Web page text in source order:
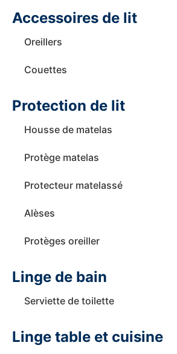
Accessoires de lit
Oreillers
Couettes
Protection de lit
Housse de matelas
Protège matelas
Protecteur matelassé
Alèses
Protèges oreiller
Linge de bain
Serviette de toilette
Linge table et cuisine